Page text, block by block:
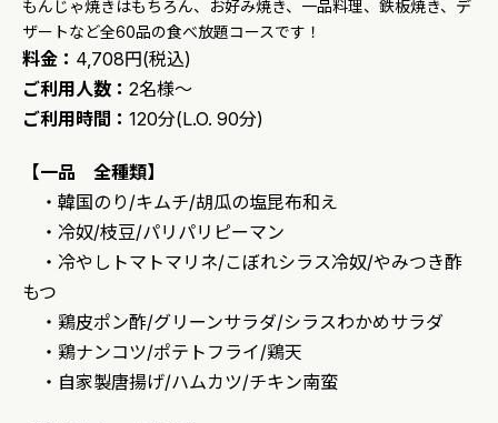
もんじゃ焼きはもちろん、お好み焼き、一品料理、鉄板焼き、デ
ザートなど全60品の食べ放題コースです！
料金： 4,708円(税込)
ご利用人数： 2名様～
ご利用時間： 120分(L.O. 90分)
【一品 全種類】
・韓国のり/キムチ/胡瓜の塩昆布和え
・冷奴/枝豆/パリパリピーマン
・冷やしトマトマリネ/こぼれシラス冷奴/やみつき酢
もつ
・鶏皮ポン酢/グリーンサラダ/シラスわかめサラダ
・鶏ナンコツ/ポテトフライ/鶏天
・自家製唐揚げ/ハムカツ/チキン南蛮